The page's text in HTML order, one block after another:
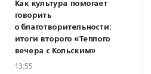
Как культура помогает
говорить
о благотворительности:
итоги второго «Теплого
вечера с Кольским»
13:55